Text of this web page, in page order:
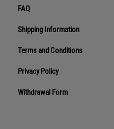
FAQ
Shipping Information
Terms and Conditions
Privacy Policy
Withdrawal Form